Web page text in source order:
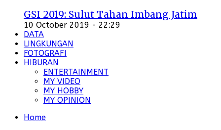
GSI 2019: Sulut Tahan Imbang Jatim
10 October 2019 - 22:29
DATA
LINGKUNGAN
FOTOGRAFI
HIBURAN
ENTERTAINMENT
MY VIDEO
MY HOBBY
MY OPINION
Home